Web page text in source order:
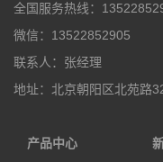
全国服务热线：
微信：13522852905
联系人：张经理
地址：北京朝阳区北苑路
产品中心